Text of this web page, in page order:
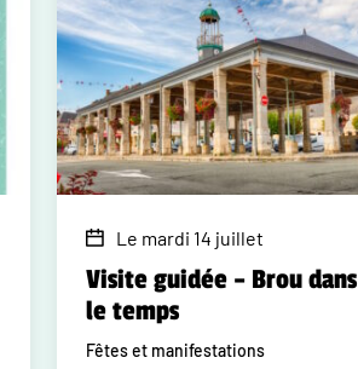
Le mardi 14 juillet
Visite guidée – Brou dans
le temps
Fêtes et manifestations